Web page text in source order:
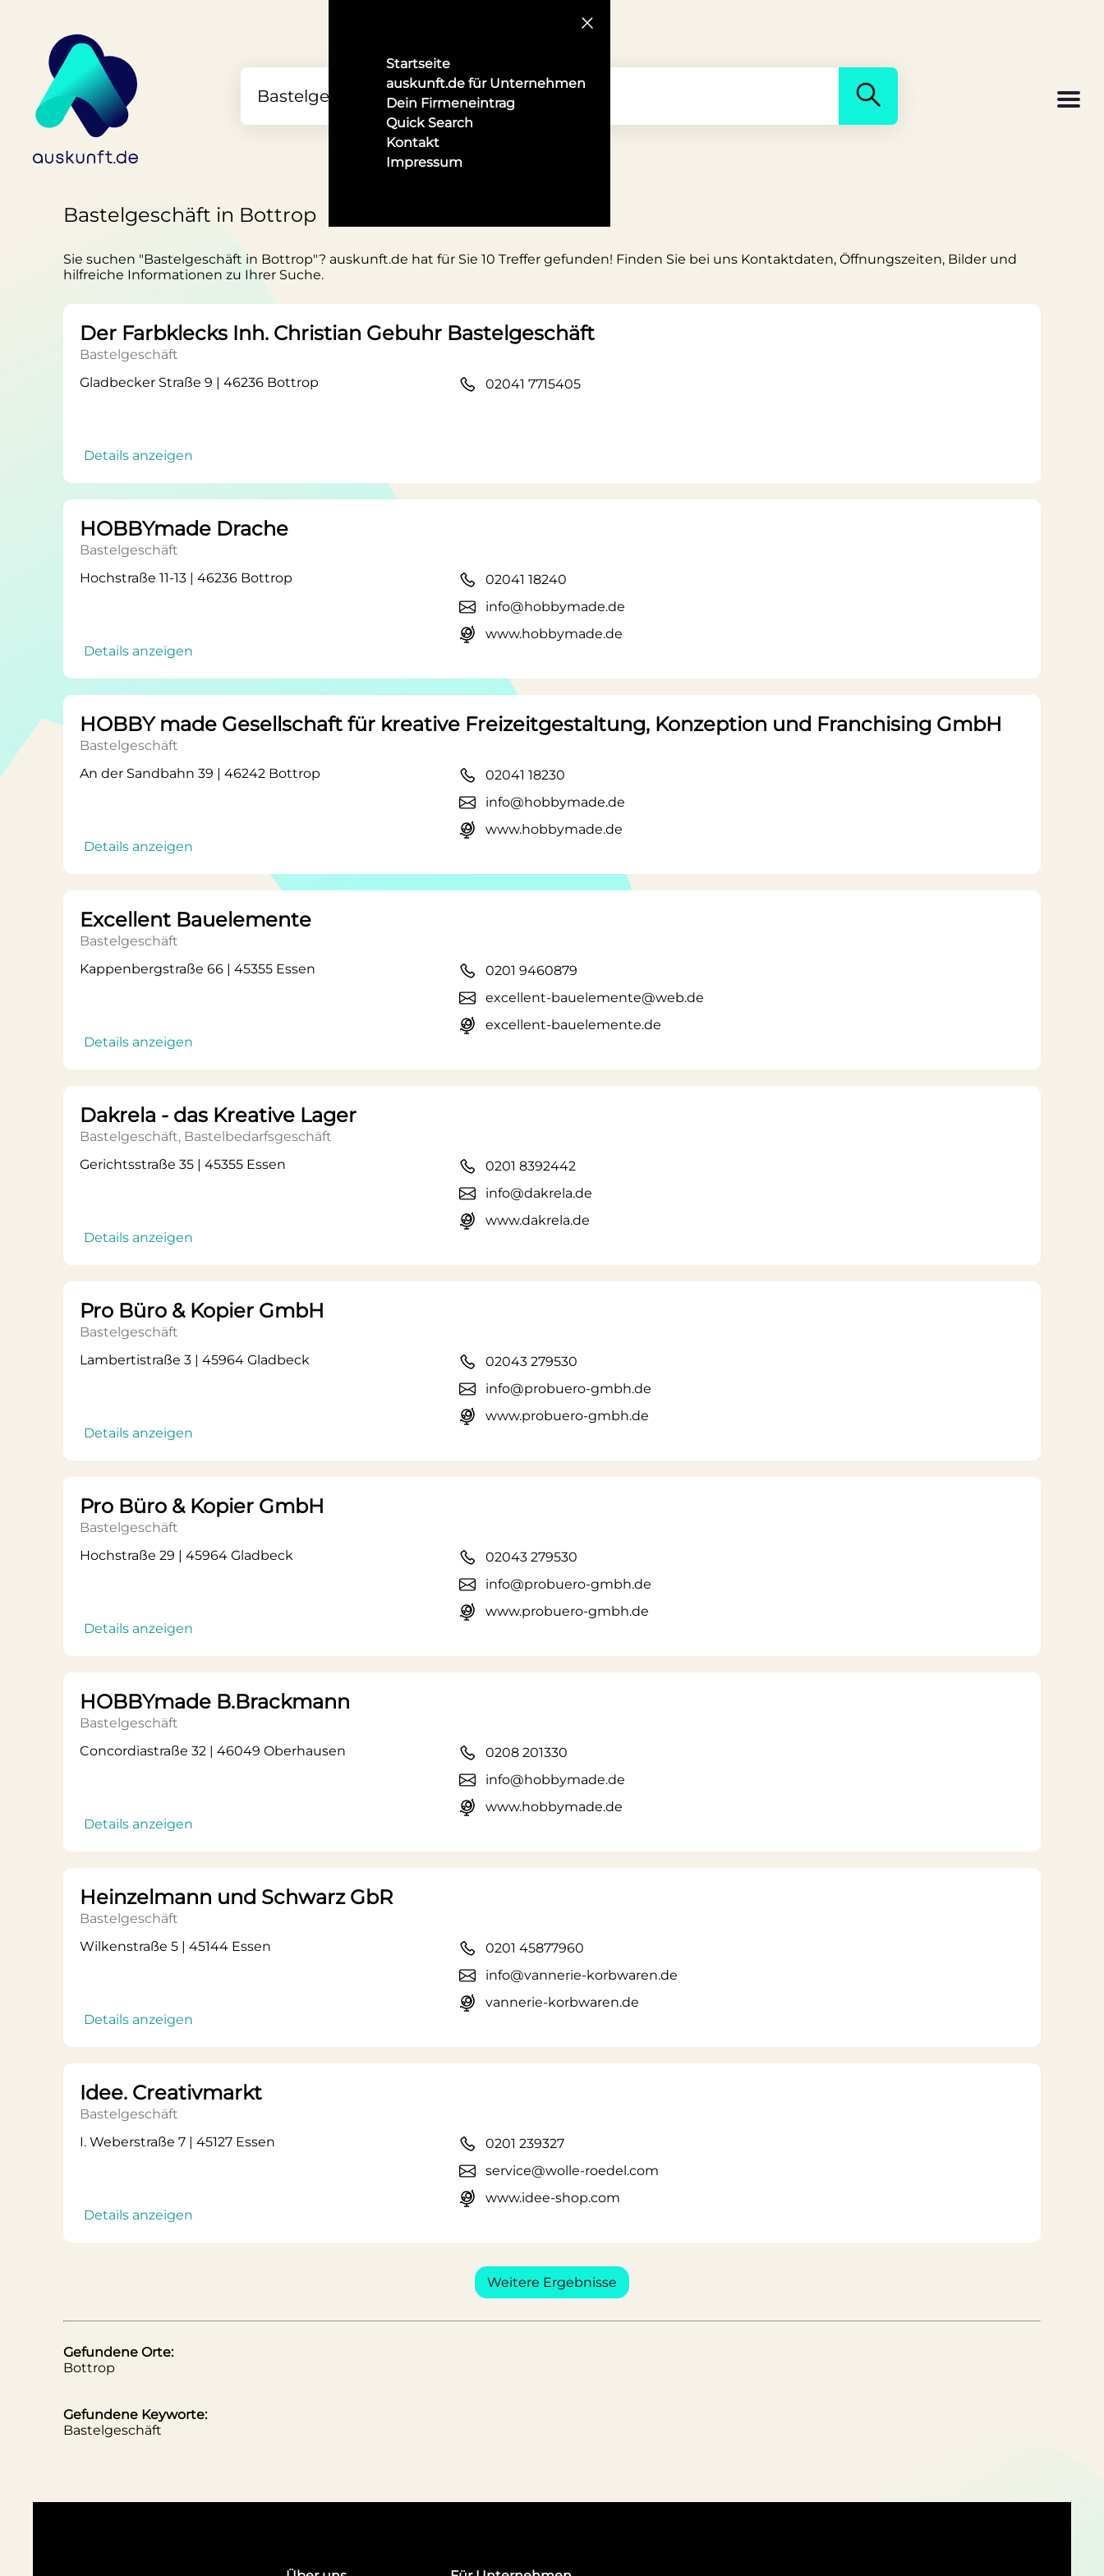
Startseite
auskunft.de für Unternehmen
Dein Firmeneintrag
Quick Search
Kontakt
Impressum
Bastelgeschäft in Bottrop
Sie suchen "Bastelgeschäft in Bottrop"? auskunft.de hat für Sie 10 Treffer gefunden! Finden Sie bei uns Kontaktdaten, Öffnungszeiten, Bilder und
hilfreiche Informationen zu Ihrer Suche.
Der Farbklecks Inh. Christian Gebuhr Bastelgeschäft
Bastelgeschäft
Gladbecker Straße 9 | 46236 Bottrop
Details anzeigen
02041 7715405
HOBBYmade Drache
Bastelgeschäft
Hochstraße 11-13 | 46236 Bottrop
Details anzeigen
02041 18240
info@hobbymade.de
www.hobbymade.de
HOBBY made Gesellschaft für kreative Freizeitgestaltung, Konzeption und Franchising GmbH
Bastelgeschäft
An der Sandbahn 39 | 46242 Bottrop
Details anzeigen
02041 18230
info@hobbymade.de
www.hobbymade.de
Excellent Bauelemente
Bastelgeschäft
Kappenbergstraße 66 | 45355 Essen
Details anzeigen
0201 9460879
excellent-bauelemente@web.de
excellent-bauelemente.de
Dakrela - das Kreative Lager
Bastelgeschäft, Bastelbedarfsgeschäft
Gerichtsstraße 35 | 45355 Essen
Details anzeigen
0201 8392442
info@dakrela.de
www.dakrela.de
Pro Büro & Kopier GmbH
Bastelgeschäft
Lambertistraße 3 | 45964 Gladbeck
Details anzeigen
02043 279530
info@probuero-gmbh.de
www.probuero-gmbh.de
Pro Büro & Kopier GmbH
Bastelgeschäft
Hochstraße 29 | 45964 Gladbeck
Details anzeigen
02043 279530
info@probuero-gmbh.de
www.probuero-gmbh.de
HOBBYmade B.Brackmann
Bastelgeschäft
Concordiastraße 32 | 46049 Oberhausen
Details anzeigen
0208 201330
info@hobbymade.de
www.hobbymade.de
Heinzelmann und Schwarz GbR
Bastelgeschäft
Wilkenstraße 5 | 45144 Essen
Details anzeigen
0201 45877960
info@vannerie-korbwaren.de
vannerie-korbwaren.de
Idee. Creativmarkt
Bastelgeschäft
I. Weberstraße 7 | 45127 Essen
Details anzeigen
0201 239327
service@wolle-roedel.com
www.idee-shop.com
Weitere Ergebnisse
Gefundene Orte:
Bottrop
Gefundene Keyworte:
Bastelgeschäft